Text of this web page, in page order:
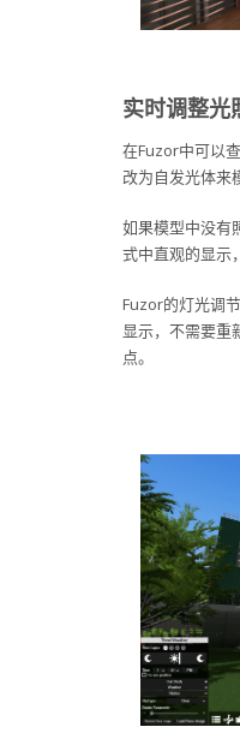
实时调整光
在Fuzor中可以
改为自发光体来
如果模型中没有
式中直观的显示
Fuzor的灯光调
显示，不需要重
点。